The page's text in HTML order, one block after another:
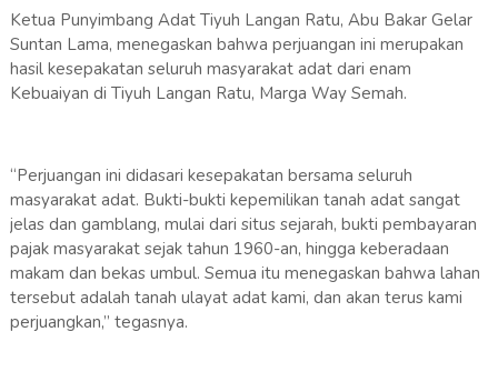
‎Ketua Punyimbang Adat Tiyuh Langan Ratu, Abu Bakar Gelar
Suntan Lama, menegaskan bahwa perjuangan ini merupakan
hasil kesepakatan seluruh masyarakat adat dari enam
Kebuaiyan di Tiyuh Langan Ratu, Marga Way Semah.
‎“Perjuangan ini didasari kesepakatan bersama seluruh
masyarakat adat. Bukti-bukti kepemilikan tanah adat sangat
jelas dan gamblang, mulai dari situs sejarah, bukti pembayaran
pajak masyarakat sejak tahun 1960-an, hingga keberadaan
makam dan bekas umbul. Semua itu menegaskan bahwa lahan
tersebut adalah tanah ulayat adat kami, dan akan terus kami
perjuangkan,” tegasnya.